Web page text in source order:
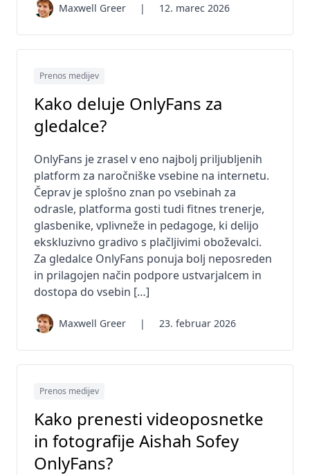
Maxwell Greer | 12. marec 2026
Prenos medijev
Kako deluje OnlyFans za
gledalce?
OnlyFans je zrasel v eno najbolj priljubljenih
platform za naročniške vsebine na internetu.
Čeprav je splošno znan po vsebinah za
odrasle, platforma gosti tudi fitnes trenerje,
glasbenike, vplivneže in pedagoge, ki delijo
ekskluzivno gradivo s plačljivimi oboževalci.
Za gledalce OnlyFans ponuja bolj neposreden
in prilagojen način podpore ustvarjalcem in
dostopa do vsebin […]
Maxwell Greer | 23. februar 2026
Prenos medijev
Kako prenesti videoposnetke
in fotografije Aishah Sofey
OnlyFans?